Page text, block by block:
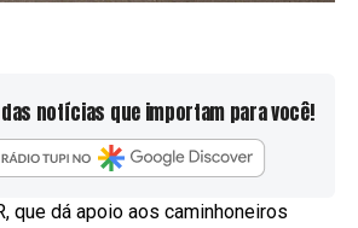
notícias que importam para você!
que dá apoio aos caminhoneiros